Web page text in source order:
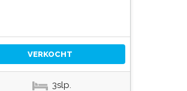
VERKOCHT
3slp.